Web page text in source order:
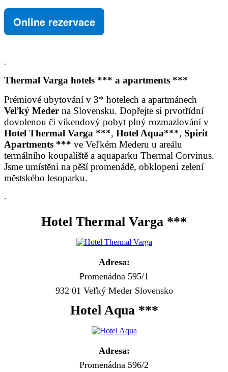
Online rezervace
.
Thermal Varga hotels *** a apartments ***
Prémiové ubytování v 3* hotelech a apartmánech
Veľký Meder na Slovensku. Dopřejte si prvotřídní
dovolenou či víkendový pobyt plný rozmazlování v
Hotel Thermal Varga ***, Hotel Aqua***, Spirit
Apartments *** ve Veľkém Mederu u areálu
termálního koupaliště a aquaparku Thermal Corvinus.
Jsme umístěni na pěší promenádě, obklopeni zelení
městského lesoparku.
.
Hotel Thermal Varga ***
Adresa:
Promenádna 595/1
932 01 Veľký Meder Slovensko
Hotel Aqua ***
Adresa:
Promenádna 596/2